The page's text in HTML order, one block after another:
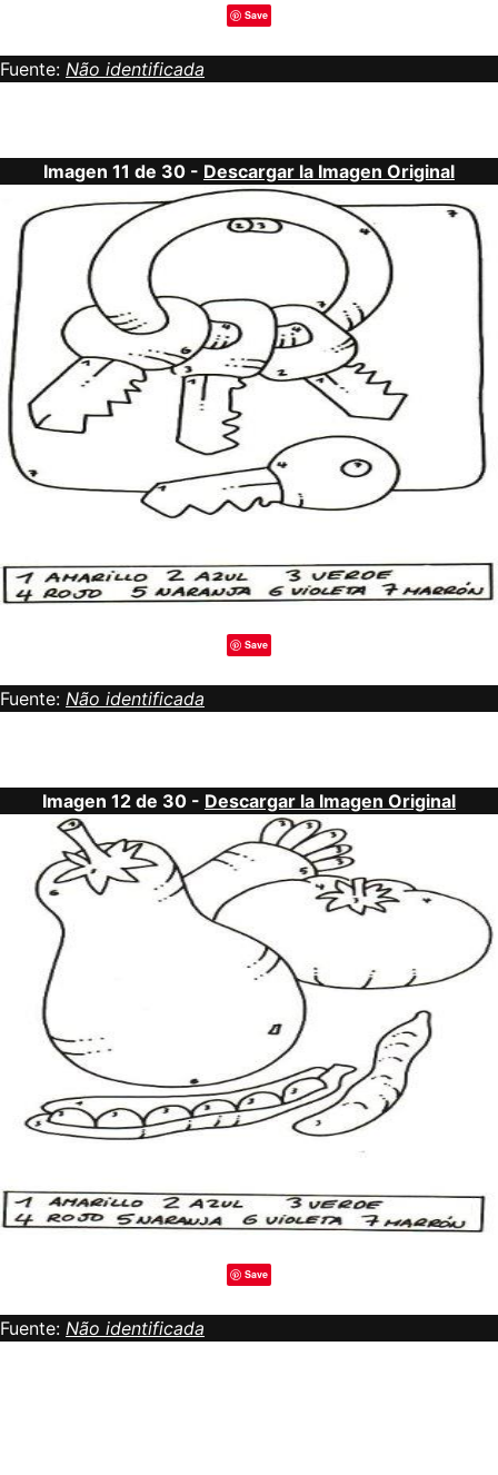
Save
Fuente: Não identificada
Imagen 11 de 30 - Descargar la Imagen Original
Save
Fuente: Não identificada
Imagen 12 de 30 - Descargar la Imagen Original
Save
Fuente: Não identificada